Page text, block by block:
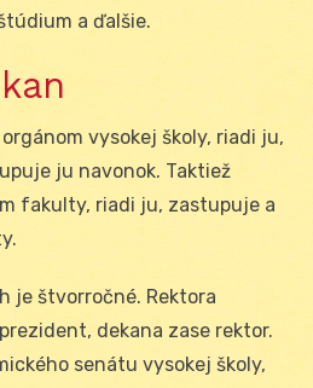
a ďalšie.
vysokej školy, riadi ju,
ju navonok. Taktiež
fakulty, riadi ju, zastupuje a
je štvorročné. Rektora
dekana zase rektor.
senátu vysokej školy,